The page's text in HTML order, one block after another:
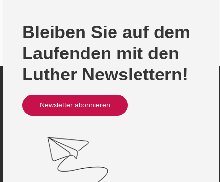
Bleiben Sie auf dem
Laufenden mit den
Luther Newslettern!
Newsletter abonnieren